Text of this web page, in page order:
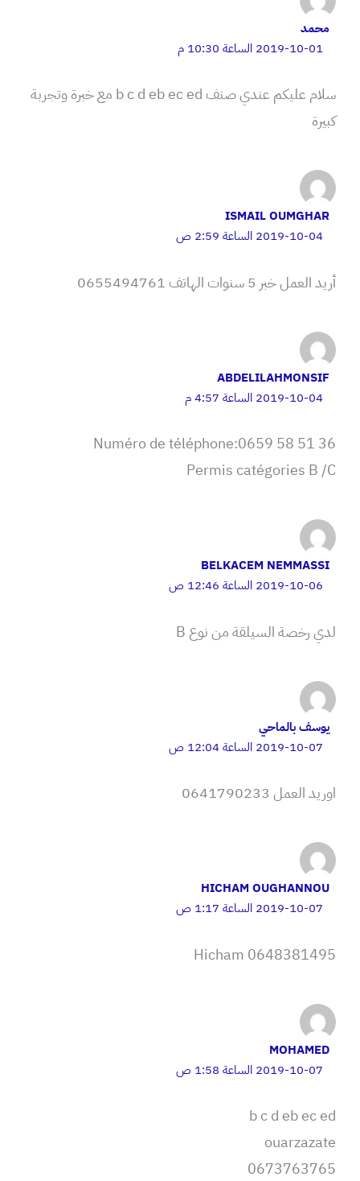
محمد
2019-10-01 الساعة 10:30 م
سلام عليكم عندي صنف b c d eb ec ed مع خبرة وتجربة
كبيرة
ISMAIL OUMGHAR
2019-10-04 الساعة 2:59 ص
أريد العمل خبر 5 سنوات الهاتف 0655494761
ABDELILAHMONSIF
2019-10-04 الساعة 4:57 م
Numéro de téléphone:0659 58 51 36
Permis catégories B /C
BELKACEM NEMMASSI
2019-10-06 الساعة 12:46 ص
لدي رخصة السيلقة من نوع B
يوسف بالماحي
2019-10-07 الساعة 12:04 ص
اوريد العمل 0641790233
HICHAM OUGHANNOU
2019-10-07 الساعة 1:17 ص
Hicham 0648381495
MOHAMED
2019-10-07 الساعة 1:58 ص
b c d eb ec ed
ouarzazate
0673763765